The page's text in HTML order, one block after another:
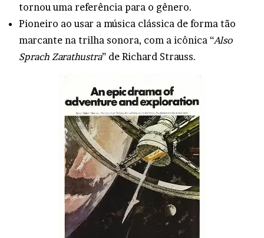
tornou uma referência para o gênero.
Pioneiro ao usar a música clássica de forma tão
marcante na trilha sonora, com a icônica “Also
Sprach Zarathustra” de Richard Strauss.